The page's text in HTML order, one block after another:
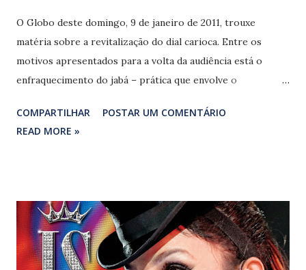
O Globo deste domingo, 9 de janeiro de 2011, trouxe
matéria sobre a revitalização do dial carioca. Entre os
motivos apresentados para a volta da audiência está o
enfraquecimento do jabá – prática que envolve o
execução de músicas), presente em vários segmentos da
sociedade brasileira, mas que ficou atrelada ao rádio. A
JB FM destacou-se ao dosar música nacional e estrangeira,
sempre realçando a produção nativa. Grandes nomes da
chamada MPB lado a lado com Adriana Calcanhotto, Ana
COMPARTILHAR
POSTAR UM COMENTÁRIO
READ MORE »